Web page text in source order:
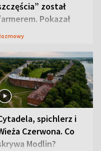
został
Pokazał
niezwykłe
spichlerz i
Czerwona. Co
Modlin?